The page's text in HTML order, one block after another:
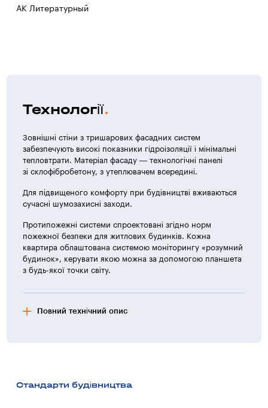
АК Литературный
Технології
Зовнішні стіни з тришарових фасадних систем
забезпечують високі показники гідроізоляції і мінімальні
тепловтрати. Матеріал фасаду — технологічні панелі
зі склофібробетону, з утеплювачем всередині.
Для підвищеного комфорту при будівництві вживаються
сучасні шумозахисні заходи.
Протипожежні системи спроектовані згідно норм
пожежної безпеки для житлових будинків. Кожна
квартира облаштована системою моніторингу «розумний
будинок», керувати якою можна за допомогою планшета
з будь-якої точки світу.
Повний технічний опис
узбережжя, Одеській кіностудії, об’єктів інфраструктури,
Стандарти будівництва